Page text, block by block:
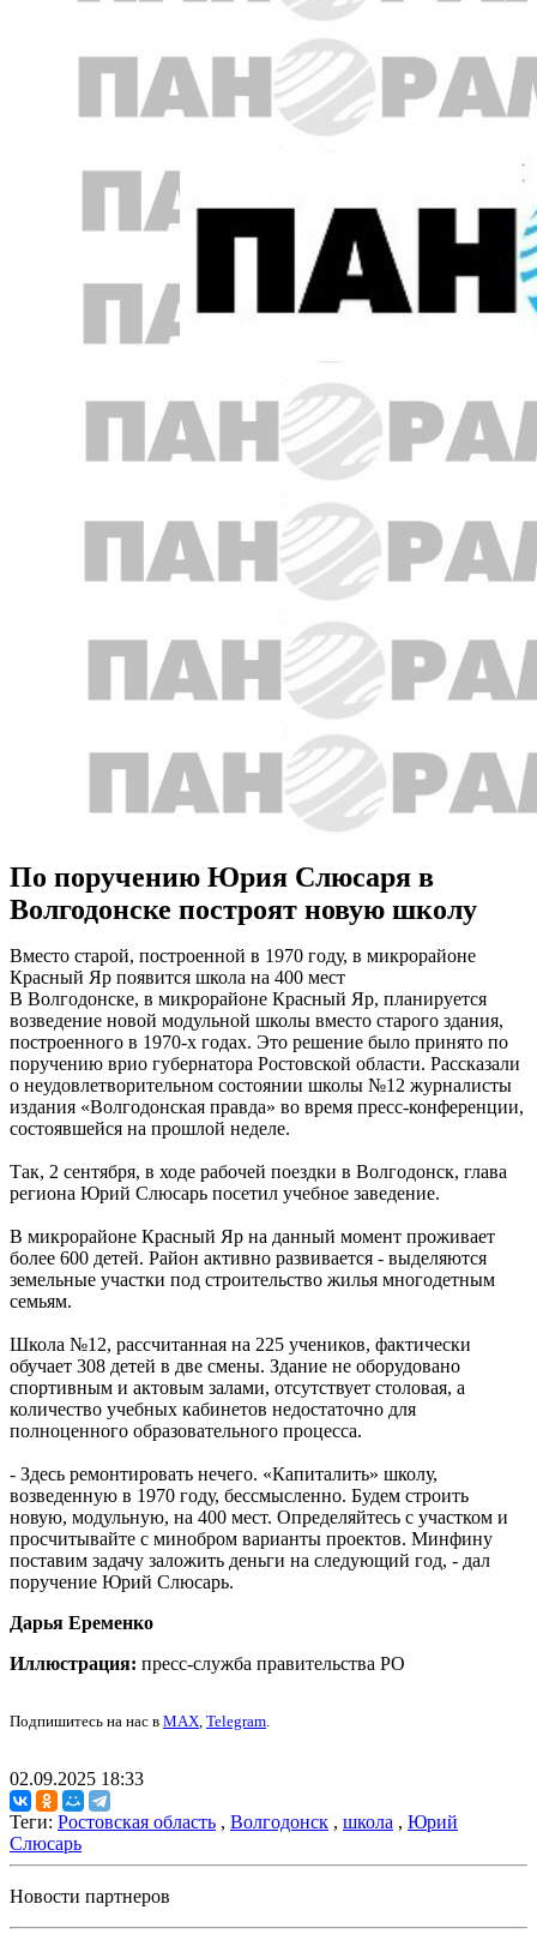
По поручению Юрия Слюсаря в
Волгодонске построят новую школу
Вместо старой, построенной в 1970 году, в микрорайоне
Красный Яр появится школа на 400 мест
В Волгодонске, в микрорайоне Красный Яр, планируется
возведение новой модульной школы вместо старого здания,
построенного в 1970-х годах. Это решение было принято по
поручению врио губернатора Ростовской области. Рассказали
о неудовлетворительном состоянии школы №12 журналисты
издания «Волгодонская правда» во время пресс-конференции,
состоявшейся на прошлой неделе.
Так, 2 сентября, в ходе рабочей поездки в Волгодонск, глава
региона Юрий Слюсарь посетил учебное заведение.
В микрорайоне Красный Яр на данный момент проживает
более 600 детей. Район активно развивается - выделяются
земельные участки под строительство жилья многодетным
семьям.
Школа №12, рассчитанная на 225 учеников, фактически
обучает 308 детей в две смены. Здание не оборудовано
спортивным и актовым залами, отсутствует столовая, а
количество учебных кабинетов недостаточно для
полноценного образовательного процесса.
- Здесь ремонтировать нечего. «Капиталить» школу,
возведенную в 1970 году, бессмысленно. Будем строить
новую, модульную, на 400 мест. Определяйтесь с участком и
просчитывайте с минобром варианты проектов. Минфину
поставим задачу заложить деньги на следующий год, - дал
поручение Юрий Слюсарь.
Дарья Еременко
Иллюстрация: пресс-служба правительства РО
Подпишитесь на нас в MAX, Telegram.
02.09.2025 18:33
Теги: Ростовская область , Волгодонск , школа , Юрий
Слюсарь
Новости партнеров